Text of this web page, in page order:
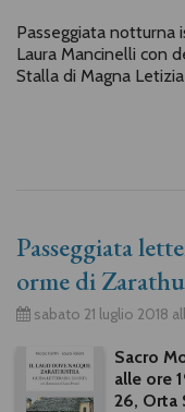
Passeggiata notturna
Laura Mancinelli con
Stalla di Magna Letizia
Passeggiata
orme di
sabato 21 luglio 2018
Sacro
alle ore
26, Orta